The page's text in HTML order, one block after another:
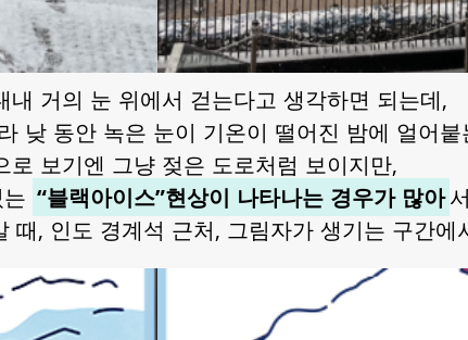
내 거의 눈 위에서 걷는다고 생각하면 되는데,
낮 동안 녹은 눈이 기온이 떨어진 밤에 얼어
로 보기엔 그냥 젖은 도로처럼 보이지만,
“블랙아이스”현상이 나타나는 경우가 많아
때, 인도 경계석 근처, 그림자가 생기는 구간에